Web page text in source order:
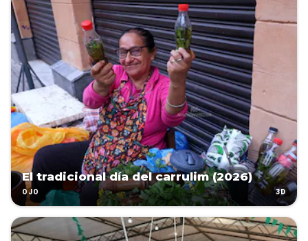
El tradicional día del carrulim (2026)
OJO 3D